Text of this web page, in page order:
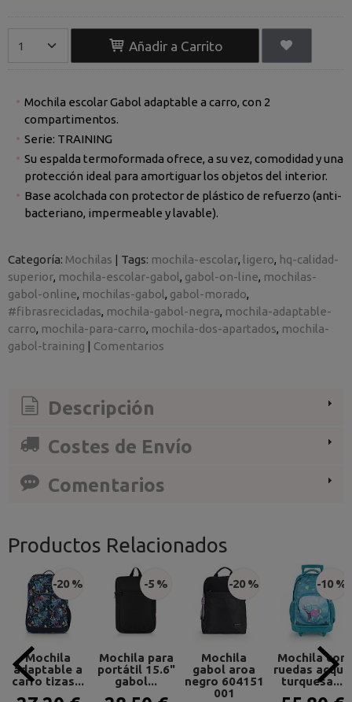
Añadir a Carrito
Mochila escolar Gabol adaptable a carro, con 2
compartimentos.
Serie: TRAINING
Su espalda termoformada ofrece, a su vez, comodidad y una
protección ideal para amortiguar los objetos del interior.
Base acolchada con protector de plástico de refuerzo (anti-
bacteriano, impermeable y lavable).
Categoría: Mochilas | Tags: mochila-escolar ligero hq-calidad-
superior mochila-escolar-gabol gabol-on-line mochilas-
gabol-online mochilas-gabol
gabol-morado
#fibrasrecicladas mochila-gabol-negra mochila-adaptable-
carro mochila-para-carro mochila-dos-apartados mochila-
gabol-training | Comentarios
Descripción
Costes de Envío
Comentarios
Productos Relacionados
-20 %
Mochila
adaptable a
carro tizas...
-5 %
Mochila para
portátil 15.6"
gabol...
-20 %
Mochila
gabol aroa
negro 604151
001
-10 %
Mochila con
ruedas acqua
turquesa...